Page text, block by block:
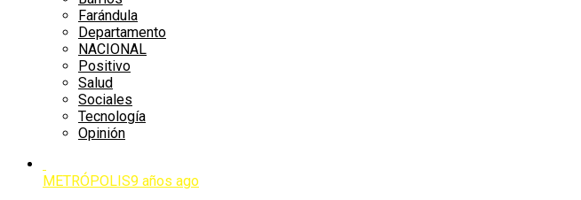
Farándula
Departamento
NACIONAL
Positivo
Salud
Sociales
Tecnología
Opinión
METRÓPOLIS9 años ago